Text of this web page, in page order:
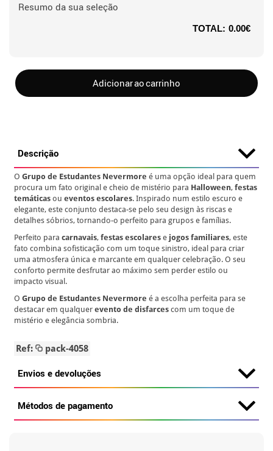
Resumo da sua seleção
TOTAL: 0.00€
Adicionar ao carrinho
Descrição
OGrupo de Estudantes Nevermore é uma opção ideal para quem
procura um fato original e cheio de mistério para Halloween,festas
temáticas oueventos escolares. Inspirado num estilo escuro e
elegante, este conjunto destaca-se pelo seu design às riscas e
detalhes sóbrios, tornando-o perfeito para grupos e famílias.
Perfeito paracarnavais,festas escolares e jogos familiares, este
fato combina sofisticação com um toque sinistro, ideal para criar
uma atmosfera única e marcante em qualquer celebração. O seu
conforto permite desfrutar ao máximo sem perder estilo ou
impacto visual.
OGrupo de Estudantes Nevermore é a escolha perfeita para se
destacar em qualquerevento de disfarces com um toque de
mistério e elegância sombria.
Ref: pack-4058
Envios e devoluções
Métodos de pagamento